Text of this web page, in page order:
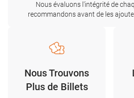
Nous évaluons l'intégrité de
recommandons avant de les
Nous Trouvons
Plus de Billets